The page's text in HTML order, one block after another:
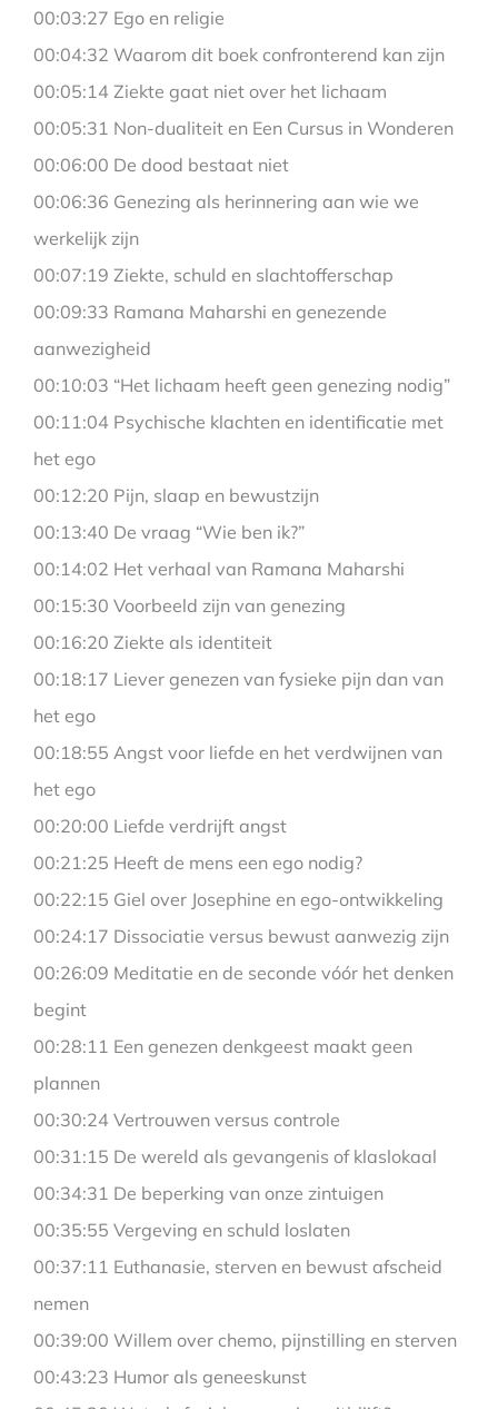
00:03:27 Ego en religie
00:04:32 Waarom dit boek confronterend kan zijn
00:05:14 Ziekte gaat niet over het lichaam
00:05:31 Non-dualiteit en Een Cursus in Wonderen
00:06:00 De dood bestaat niet
00:06:36 Genezing als herinnering aan wie we
werkelijk zijn
00:07:19 Ziekte, schuld en slachtofferschap
00:09:33 Ramana Maharshi en genezende
aanwezigheid
00:10:03 “Het lichaam heeft geen genezing nodig”
00:11:04 Psychische klachten en identificatie met
het ego
00:12:20 Pijn, slaap en bewustzijn
00:13:40 De vraag “Wie ben ik?”
00:14:02 Het verhaal van Ramana Maharshi
00:15:30 Voorbeeld zijn van genezing
00:16:20 Ziekte als identiteit
00:18:17 Liever genezen van fysieke pijn dan van
het ego
00:18:55 Angst voor liefde en het verdwijnen van
het ego
00:20:00 Liefde verdrijft angst
00:21:25 Heeft de mens een ego nodig?
00:22:15 Giel over Josephine en ego-ontwikkeling
00:24:17 Dissociatie versus bewust aanwezig zijn
00:26:09 Meditatie en de seconde vóór het denken
begint
00:28:11 Een genezen denkgeest maakt geen
plannen
00:30:24 Vertrouwen versus controle
00:31:15 De wereld als gevangenis of klaslokaal
00:34:31 De beperking van onze zintuigen
00:35:55 Vergeving en schuld loslaten
00:37:11 Euthanasie, sterven en bewust afscheid
nemen
00:39:00 Willem over chemo, pijnstilling en sterven
00:43:23 Humor als geneeskunst